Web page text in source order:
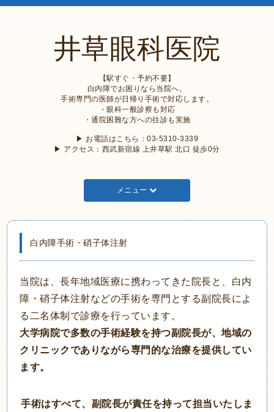
井草眼科医院
【駅すぐ・予約不要】
白内障でお困りなら当院へ。
手術専門の医師が日帰り手術で対応します。
・眼科一般診察も対応
・通院困難な方への往診も実施
▶︎ お電話はこちら：03-5310-3339
▶︎ アクセス：西武新宿線 上井草駅 北口 徒歩0分
メニュー
白内障手術・硝子体注射
当院は、長年地域医療に携わってきた院長と、白内
障・硝子体注射などの手術を専門とする副院長によ
る二名体制で診療を行っています。
大学病院で多数の手術経験を持つ副院長が、地域の
クリニックでありながら専門的な治療を提供してい
ます。
手術はすべて、副院長が責任を持って担当いたしま